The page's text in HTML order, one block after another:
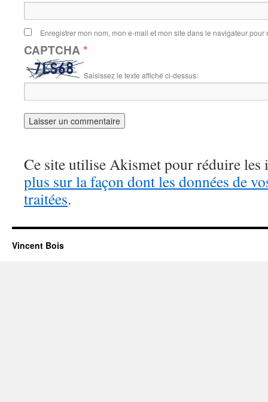
Enregistrer mon nom, mon e-mail et mon site dans le navigateur
CAPTCHA*
Saisissez le texte affiché ci-dessus:
Ce site utilise Akismet pour réduire les
plus sur la façon dont les données de
traitées.
Vincent Bois